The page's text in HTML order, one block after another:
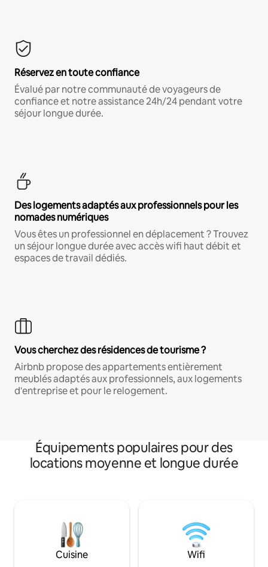
Réservez en toute confiance
Évalué par notre communauté de voyageurs de
confiance et notre assistance 24h/24 pendant votre
séjour longue durée.
Des logements adaptés aux professionnels pour les
nomades numériques
Vous êtes un professionnel en déplacement ? Trouvez
un séjour longue durée avec accès wifi haut débit et
espaces de travail dédiés.
Vous cherchez des résidences de tourisme ?
Airbnb propose des appartements entièrement
meublés adaptés aux professionnels, aux logements
d'entreprise et pour le relogement.
Équipements populaires pour des
locations moyenne et longue durée
Cuisine Wifi